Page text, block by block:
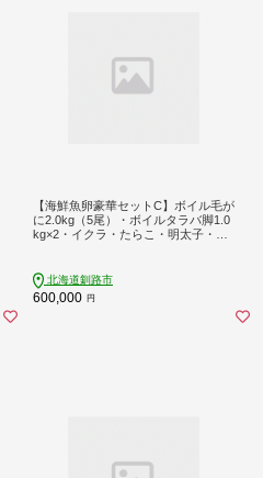
【海鮮魚卵豪華セットC】ボイル毛が
に2.0kg（5尾）・ボイルタラバ脚1.0
kg×2・イクラ・たらこ・明太子・ズ
北海道釧路市
600,000 円